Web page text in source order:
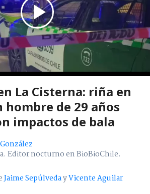
La Cisterna: riña en
hombre de 29 años
impactos de bala
Editor nocturno en BioBioChile.
Jaime SepúlvedayVicente Aguilar